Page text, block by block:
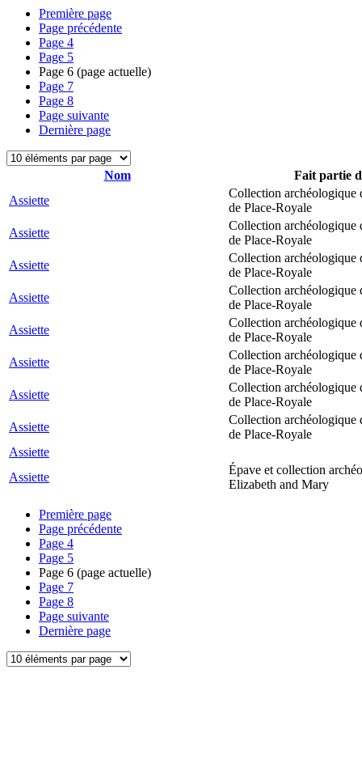
Première page
Page précédente
Page 4
Page 5
Page 6 (page actuelle)
Page 7
Page 8
Page suivante
Dernière page
Nom
Fait partie
Assiette
Collection archéologique
de Place-Royale
Assiette
Collection archéologique
de Place-Royale
Assiette
Collection archéologique
de Place-Royale
Assiette
Collection archéologique
de Place-Royale
Assiette
Collection archéologique
de Place-Royale
Assiette
Collection archéologique
de Place-Royale
Assiette
Collection archéologique
de Place-Royale
Assiette
Collection archéologique
de Place-Royale
Assiette
Assiette
Épave et collection
Elizabeth and Mary
Première page
Page précédente
Page 4
Page 5
Page 6 (page actuelle)
Page 7
Page 8
Page suivante
Dernière page